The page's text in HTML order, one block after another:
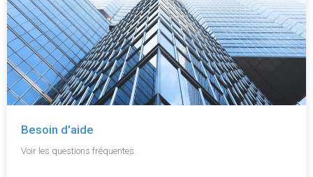
Besoin d'aide
Voir les questions fréquentes.